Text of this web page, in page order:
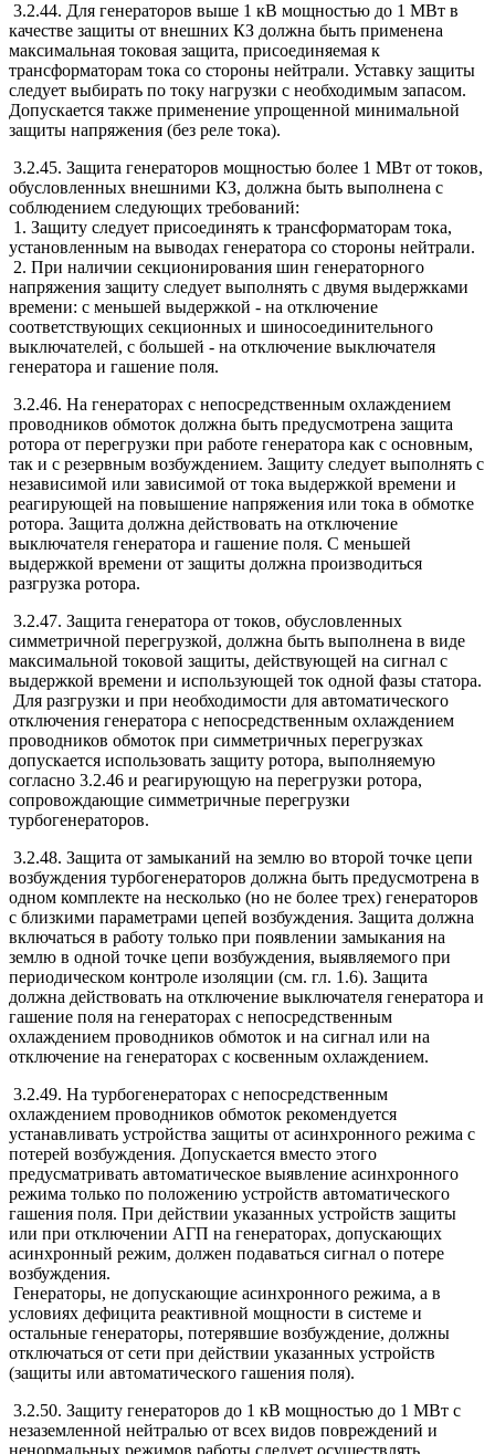
3.2.44. Для генераторов выше 1 кВ мощностью до 1 МВт в
качестве защиты от внешних КЗ должна быть применена
максимальная токовая защита, присоединяемая к
трансформаторам тока со стороны нейтрали. Уставку защиты
следует выбирать по току нагрузки с необходимым запасом.
Допускается также применение упрощенной минимальной
защиты напряжения (без реле тока).
3.2.45. Защита генераторов мощностью более 1 МВт от токов,
обусловленных внешними КЗ, должна быть выполнена с
соблюдением следующих требований:
1. Защиту следует присоединять к трансформаторам тока,
установленным на выводах генератора со стороны нейтрали.
2. При наличии секционирования шин генераторного
напряжения защиту следует выполнять с двумя выдержками
времени: с меньшей выдержкой - на отключение
соответствующих секционных и шиносоединительного
выключателей, с большей - на отключение выключателя
генератора и гашение поля.
3.2.46. На генераторах с непосредственным охлаждением
проводников обмоток должна быть предусмотрена защита
ротора от перегрузки при работе генератора как с основным,
так и с резервным возбуждением. Защиту следует выполнять с
независимой или зависимой от тока выдержкой времени и
реагирующей на повышение напряжения или тока в обмотке
ротора. Защита должна действовать на отключение
выключателя генератора и гашение поля. С меньшей
выдержкой времени от защиты должна производиться
разгрузка ротора.
3.2.47. Защита генератора от токов, обусловленных
симметричной перегрузкой, должна быть выполнена в виде
максимальной токовой защиты, действующей на сигнал с
выдержкой времени и использующей ток одной фазы статора.
Для разгрузки и при необходимости для автоматического
отключения генератора с непосредственным охлаждением
проводников обмоток при симметричных перегрузках
допускается использовать защиту ротора, выполняемую
согласно 3.2.46 и реагирующую на перегрузки ротора,
сопровождающие симметричные перегрузки
турбогенераторов.
3.2.48. Защита от замыканий на землю во второй точке цепи
возбуждения турбогенераторов должна быть предусмотрена в
одном комплекте на несколько (но не более трех) генераторов
с близкими параметрами цепей возбуждения. Защита должна
включаться в работу только при появлении замыкания на
землю в одной точке цепи возбуждения, выявляемого при
периодическом контроле изоляции (см. гл. 1.6). Защита
должна действовать на отключение выключателя генератора и
гашение поля на генераторах с непосредственным
охлаждением проводников обмоток и на сигнал или на
отключение на генераторах с косвенным охлаждением.
3.2.49. На турбогенераторах с непосредственным
охлаждением проводников обмоток рекомендуется
устанавливать устройства защиты от асинхронного режима с
потерей возбуждения. Допускается вместо этого
предусматривать автоматическое выявление асинхронного
режима только по положению устройств автоматического
гашения поля. При действии указанных устройств защиты
или при отключении АГП на генераторах, допускающих
асинхронный режим, должен подаваться сигнал о потере
возбуждения.
Генераторы, не допускающие асинхронного режима, а в
условиях дефицита реактивной мощности в системе и
остальные генераторы, потерявшие возбуждение, должны
отключаться от сети при действии указанных устройств
(защиты или автоматического гашения поля).
3.2.50. Защиту генераторов до 1 кВ мощностью до 1 МВт с
незаземленной нейтралью от всех видов повреждений и
ненормальных режимов работы следует осуществлять